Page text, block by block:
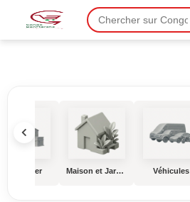
Immobilier Maison et Jardin Véhicules